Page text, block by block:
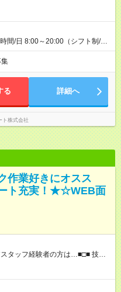
築関係 1日150個配達×25日勤務
間/日 8:00～20:00（シフト制/実
第では週4も有り） ※配達状況に
り ※案件により多少の前後あり
集
る 詳細へ
ト株式会社
作業好きにオスス
ト充実！★☆WEB面
！ ・現場数に応じて『日給が1.2
倍』になることも…！ ・その他